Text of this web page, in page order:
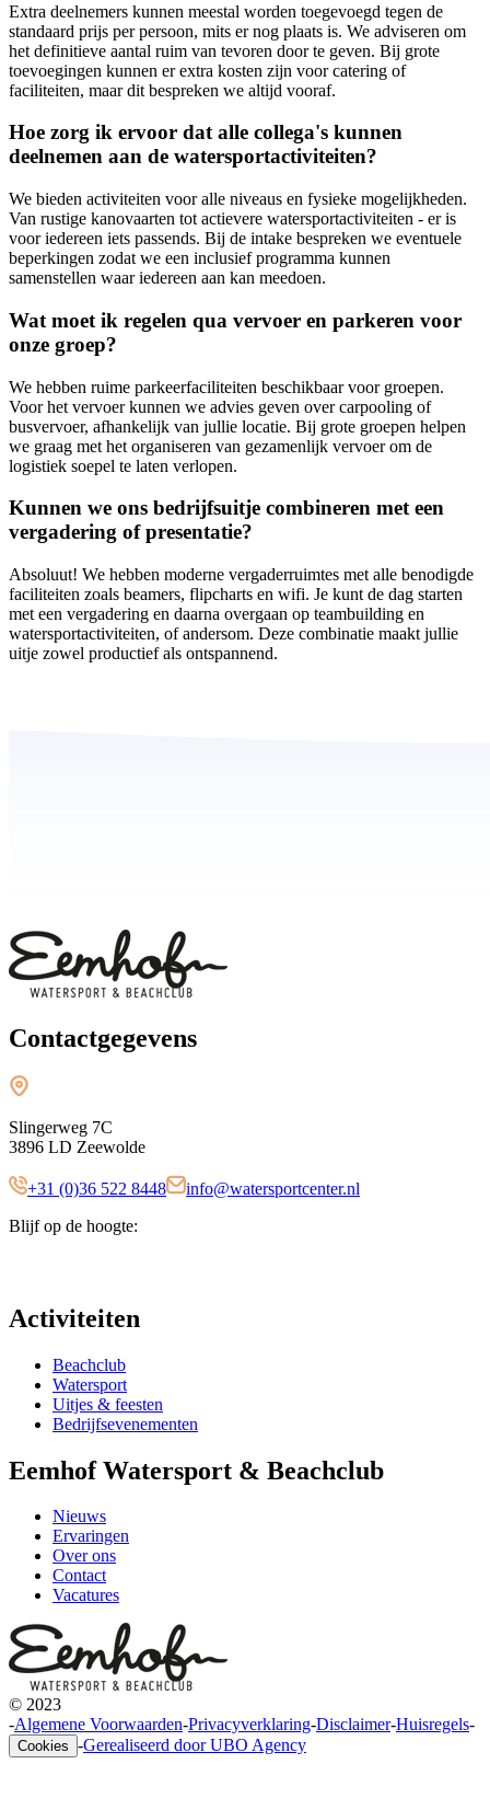
Extra deelnemers kunnen meestal worden toegevoegd tegen de
standaard prijs per persoon, mits er nog plaats is. We adviseren om
het definitieve aantal ruim van tevoren door te geven. Bij grote
toevoegingen kunnen er extra kosten zijn voor catering of
faciliteiten, maar dit bespreken we altijd vooraf.
Hoe zorg ik ervoor dat alle collega's kunnen
deelnemen aan de watersportactiviteiten?
We bieden activiteiten voor alle niveaus en fysieke mogelijkheden.
Van rustige kanovaarten tot actievere watersportactiviteiten - er is
voor iedereen iets passends. Bij de intake bespreken we eventuele
beperkingen zodat we een inclusief programma kunnen
samenstellen waar iedereen aan kan meedoen.
Wat moet ik regelen qua vervoer en parkeren voor
onze groep?
We hebben ruime parkeerfaciliteiten beschikbaar voor groepen.
Voor het vervoer kunnen we advies geven over carpooling of
busvervoer, afhankelijk van jullie locatie. Bij grote groepen helpen
we graag met het organiseren van gezamenlijk vervoer om de
logistiek soepel te laten verlopen.
Kunnen we ons bedrijfsuitje combineren met een
vergadering of presentatie?
Absoluut! We hebben moderne vergaderruimtes met alle benodigde
faciliteiten zoals beamers, flipcharts en wifi. Je kunt de dag starten
met een vergadering en daarna overgaan op teambuilding en
watersportactiviteiten, of andersom. Deze combinatie maakt jullie
uitje zowel productief als ontspannend.
Contactgegevens
Slingerweg 7C
3896 LD Zeewolde
+31 (0)36 522 8448
info@watersportcenter.nl
Blijf op de hoogte:
Activiteiten
Beachclub
Watersport
Uitjes & feesten
Bedrijfsevenementen
Eemhof Watersport & Beachclub
Nieuws
Ervaringen
Over ons
Contact
Vacatures
© 2023
-Algemene Voorwaarden-Privacyverklaring-Disclaimer-Huisregels-
Cookies -Gerealiseerd door UBO Agency